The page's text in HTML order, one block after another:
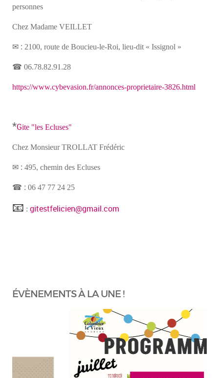
personnes
Chez Madame VEILLET
✉ : 2100, route de Boucieu-le-Roi, lieu-dit « Issignol »
☎ 06.78.82.91.28
https://www.cybevasion.fr/annonces-proprietaire-3826.html
*Gite "les Ecluses"
Chez Monsieur TROLLAT Frédéric
✉ : 495, chemin des Ecluses
☎ : 06 47 77 24 25
📧 : gitestfelicien@gmail.com
ÉVÈNEMENTS À LA UNE !